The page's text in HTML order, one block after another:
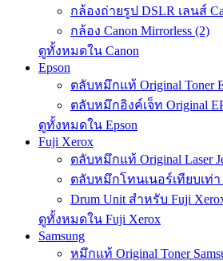
กล้องถ่ายรูป DSLR เลนส์
กล้อง Canon Mirrorless (2)
ดูทั้งหมดใน Canon
Epson
ตลับหมึกแท้ Original Toner
ตลับหมึกอิงค์เจ็ท Original
ดูทั้งหมดใน Epson
Fuji Xerox
ตลับหมึกแท้ Original Laser
ตลับหมึกโทนเนอร์เทียบเท่า
Drum Unit สำหรับ Fuji
ดูทั้งหมดใน Fuji Xerox
Samsung
หมึกแท้ Original Toner